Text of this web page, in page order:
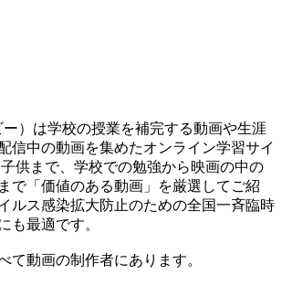
ー）は学校の授業を補完する動画や生涯
信中の動画を集めたオンライン学習サイ
供まで、学校での勉強から映画の中の
で「価値のある動画」を厳選してご紹
ルス感染拡大防止のための全国一斉臨時
も最適です。
て動画の制作者にあります。